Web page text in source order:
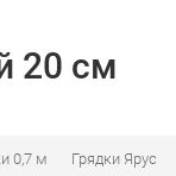
20 см
0,7 м Грядки Ярус